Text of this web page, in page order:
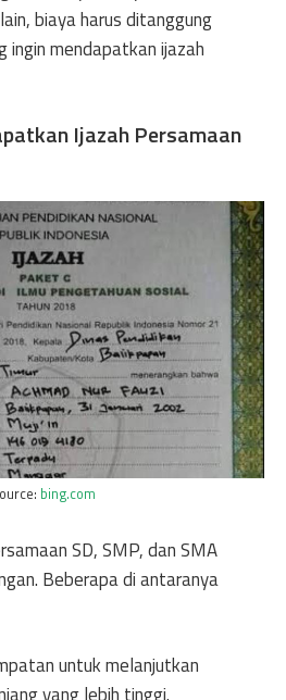
biaya harus ditanggung
ingin mendapatkan ijazah
Ijazah Persamaan
bing.com
SD, SMP, dan SMA
Beberapa di antaranya
untuk melanjutkan